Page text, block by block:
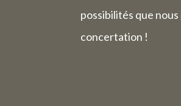
possibilités que
concertation !